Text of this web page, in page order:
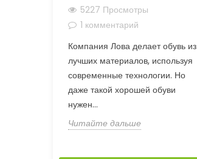
5227 Просмотры
1 комментарий
Компания Лова делает обувь из
лучших материалов, используя
современные технологии. Но
даже такой хорошей обуви
нужен...
Читайте дальше